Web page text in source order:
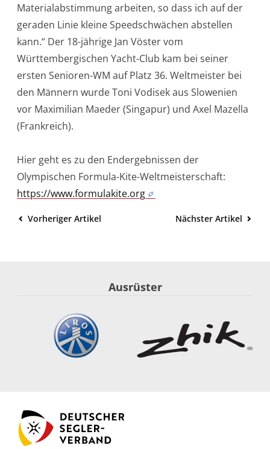
Materialabstimmung arbeiten, so dass ich auf der
geraden Linie kleine Speedschwächen abstellen
kann.“ Der 18-jährige Jan Vöster vom
Württembergischen Yacht-Club kam bei seiner
ersten Senioren-WM auf Platz 36. Weltmeister bei
den Männern wurde Toni Vodisek aus Slowenien
vor Maximilian Maeder (Singapur) und Axel Mazella
(Frankreich).
Hier geht es zu den Endergebnissen der
Olympischen Formula-Kite-Weltmeisterschaft:
https://www.formulakite.org
Vorheriger Artikel Nächster Artikel
Ausrüster